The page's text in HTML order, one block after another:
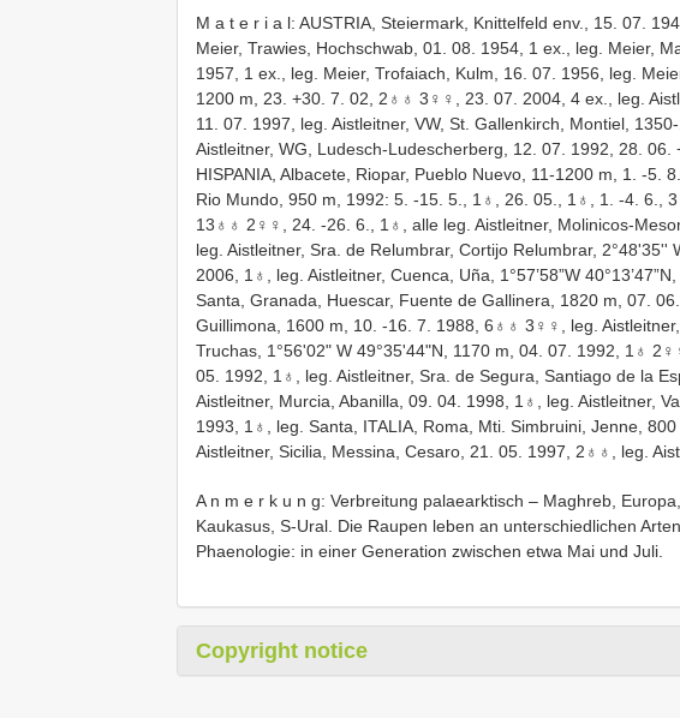
M a t e r i a l: AUSTRIA, Steiermark, Knittelfeld env., 15. 07.
Meier, Trawies, Hochschwab, 01. 08. 1954, 1 ex., leg. Meier,
1957, 1 ex., leg. Meier, Trofaiach, Kulm, 16. 07. 1956, leg.
1200 m, 23. +30. 7. 02, 2♁♁ 3♀♀, 23. 07. 2004, 4 ex., leg.
11. 07. 1997, leg. Aistleitner, VW, St. Gallenkirch, Montiel,
Aistleitner, WG, Ludesch-Ludescherberg, 12. 07. 1992, 28. 06.
HISPANIA, Albacete, Riopar, Pueblo Nuevo, 11-1200 m, 1. -5.
Rio Mundo, 950 m, 1992: 5. -15. 5., 1♁, 26. 05., 1♁, 1. -4. 6.,
13♁♁ 2♀♀, 24. -26. 6., 1♁, alle leg. Aistleitner, Molinicos-
leg. Aistleitner, Sra. de Relumbrar, Cortijo Relumbrar, 2°48'35''
2006, 1♁, leg. Aistleitner, Cuenca, Uña, 1°57’58”W
Santa, Granada, Huescar, Fuente de Gallinera, 1820 m, 07.
Guillimona, 1600 m, 10. -16. 7. 1988, 6♁♁ 3♀♀, leg.
Truchas, 1°56'02" W 49°35'44"N, 1170 m, 04. 07. 1992, 1♁
05. 1992, 1♁, leg. Aistleitner, Sra. de Segura, Santiago de la
Aistleitner, Murcia, Abanilla, 09. 04. 1998, 1♁, leg. Aistleitner,
1993, 1♁, leg. Santa, ITALIA, Roma, Mti. Simbruini, Jenne,
Aistleitner, Sicilia, Messina, Cesaro, 21. 05. 1997, 2♁♁, leg.
A n m e r k u n g: Verbreitung palaearktisch – Maghreb,
Kaukasus, S-Ural. Die Raupen leben an unterschiedlichen
Phaenologie: in einer Generation zwischen etwa Mai und Juli.
Copyright notice